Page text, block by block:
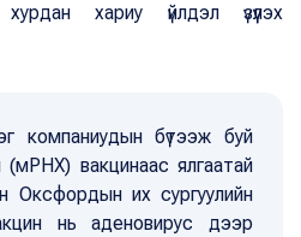
хариу үйлдэл үзүүлэх
компаниудын бүтээж буй
(мРНХ) вакцинаас ялгаатай
Оксфордын их сургуулийн
нь аденовирус дээр